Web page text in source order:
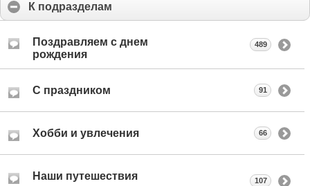
К подразделам
Поздравляем с днем
рождения
489
С праздником 91
Хобби и увлечения 66
Наши путешествия 107